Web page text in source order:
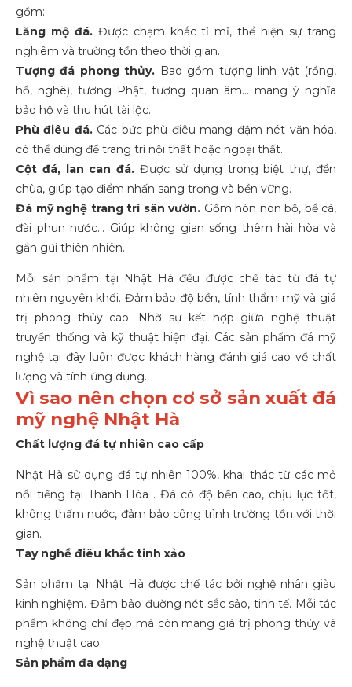
gồm:
Lăng mộ đá. Được chạm khắc tỉ mỉ, thể hiện sự trang
nghiêm và trường tồn theo thời gian.
Tượng đá phong thủy. Bao gồm tượng linh vật (rồng,
hổ, nghê), tượng Phật, tượng quan âm… mang ý nghĩa
bảo hộ và thu hút tài lộc.
Phù điêu đá. Các bức phù điêu mang đậm nét văn hóa,
có thể dùng để trang trí nội thất hoặc ngoại thất.
Cột đá, lan can đá.Được sử dụng trong biệt thự, đền
chùa, giúp tạo điểm nhấn sang trọng và bền vững.
Đá mỹ nghệ trang trí sân vườn. Gồm hòn non bộ, bể cá,
đài phun nước… Giúp không gian sống thêm hài hòa và
gần gũi thiên nhiên.
Mỗi sản phẩm tại Nhật Hà đều được chế tác từ đá tự
nhiên nguyên khối. Đảm bảo độ bền, tính thẩm mỹ và giá
trị phong thủy cao. Nhờ sự kết hợp giữa nghệ thuật
truyền thống và kỹ thuật hiện đại. Các sản phẩm đá mỹ
nghệ tại đây luôn được khách hàng đánh giá cao về chất
lượng và tính ứng dụng.
Vì sao nên chọn cơ sở sản xuất đá
mỹ nghệ Nhật Hà
Chất lượng đá tự nhiên cao cấp
Nhật Hà sử dụng đá tự nhiên 100%, khai thác từ các mỏ
nổi tiếng tại Thanh Hóa . Đá có độ bền cao, chịu lực tốt,
không thấm nước, đảm bảo công trình trường tồn với thời
gian.
Tay nghề điêu khắc tinh xảo
Sản phẩm tại Nhật Hà được chế tác bởi nghệ nhân giàu
kinh nghiệm. Đảm bảo đường nét sắc sảo, tinh tế. Mỗi tác
phẩm không chỉ đẹp mà còn mang giá trị phong thủy và
nghệ thuật cao.
Sản phẩm đa dạng